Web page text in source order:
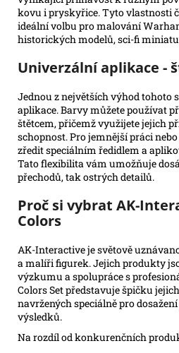
kovu i pryskyřice. Tyto vlastnosti
ideální volbu pro malování
historických modelů, sci-fi
Univerzální aplikace -
Jednou z největších výhod tohoto
aplikace. Barvy můžete používat
štětcem, přičemž využijete jejich
schopnost. Pro jemnější práci
zředit speciálním ředidlem a
Tato flexibilita vám umožňuje
přechodů, tak ostrých detailů.
Proč si vybrat AK-
Colors
AK-Interactive je světově
a malíři figurek. Jejich produkty
výzkumu a spolupráce s
Colors Set představuje špičku
navržených speciálně pro
výsledků.
Na rozdíl od konkurenčních